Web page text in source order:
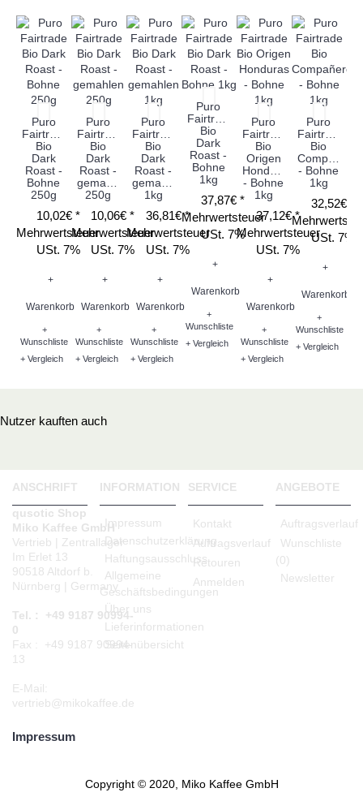
Puro
Fairtrade
Bio
Dark
Roast -
Bohne
250g
10,02€ *
Mehrwertsteuer
USt. 7%
+
Warenkorb
+
Wunschliste
+ Vergleich
Puro
Fairtrade
Bio
Dark
Roast -
gemahlen
250g
10,06€ *
Mehrwertsteuer
USt. 7%
+
Warenkorb
+
Wunschliste
+ Vergleich
Puro
Fairtrade
Bio
Dark
Roast -
gemahlen
1kg
36,81€ *
Mehrwertsteuer
USt. 7%
+
Warenkorb
+
Wunschliste
+ Vergleich
Puro
Fairtrade
Bio
Dark
Roast -
Bohne
1kg
37,87€ *
Mehrwertsteuer
USt. 7%
+
Warenkorb
+
Wunschliste
+ Vergleich
Puro
Fairtrade
Bio
Origen
Honduras
- Bohne
1kg
37,12€ *
Mehrwertsteuer
USt. 7%
+
Warenkorb
+
Wunschliste
+ Vergleich
Puro
Fairtrade
Bio
Compañero
- Bohne
1kg
32,52€ *
USt. 7%
+
Warenkorb
+
Wunschliste
+ Vergleich
Nutzer kauften auch
ANSCHRIFT
qusotic Shop
Miko Kaffee GmbH
Vertrieb | Zentrallager
Im Erlet 13
90518 Altdorf b.
Nürnberg | Germany
Tel. : +49 9187 90994-
0
Fax : +49 9187 90994-
13
E-Mail:
vertrieb@mikokaffee.de
INFORMATION
Impressum
Datenschutzerklärung
Haftungsausschluss
Allgemeine
Geschäftsbedingungen
Über uns
Lieferinformationen
Seitenübersicht
SERVICE
Kontakt
Auftragsverlauf
Retouren
Anmelden
ANGEBOTE
Auftragsverlauf
Wunschliste
(0)
Newsletter
Impressum
Copyright © 2020, Miko Kaffee GmbH